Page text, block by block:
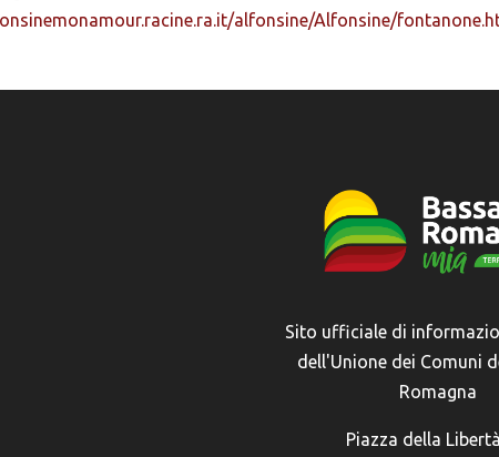
alfonsine/Alfonsine/
Sito ufficiale di
dell'Unione dei Comuni
Romagna
Piazza della